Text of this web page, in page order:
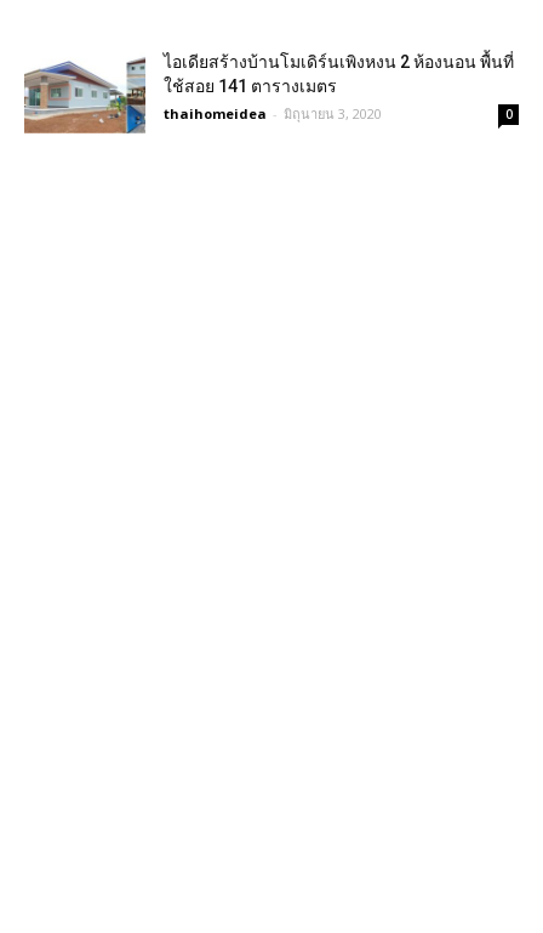
ไอเดียสร้างบ้านโมเดิร์นเพิงหงน 2 ห้องนอน พื้นที่
ใช้สอย 141 ตารางเมตร
thaihomeidea - มิถุนายน 3, 2020 0